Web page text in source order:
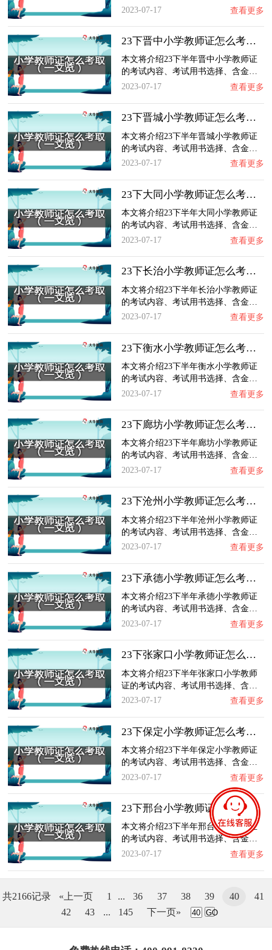
2023-07-17
查看更多
23下晋中小学教师证怎么考取？一文览：含金量…
本文将介绍23下半年晋中小学教师证
的考试内容、考试用书选择、含金…
2023-07-17
查看更多
23下晋城小学教师证怎么考取？一文览：含金量…
本文将介绍23下半年晋城小学教师证
的考试内容、考试用书选择、含金…
2023-07-17
查看更多
23下大同小学教师证怎么考取？一文览：含金量…
本文将介绍23下半年大同小学教师证
的考试内容、考试用书选择、含金…
2023-07-17
查看更多
23下长治小学教师证怎么考取？一文览：含金量…
本文将介绍23下半年长治小学教师证
的考试内容、考试用书选择、含金…
2023-07-17
查看更多
23下衡水小学教师证怎么考取？一文览：含金量…
本文将介绍23下半年衡水小学教师证
的考试内容、考试用书选择、含金…
2023-07-17
查看更多
23下廊坊小学教师证怎么考取？一文览：含金量…
本文将介绍23下半年廊坊小学教师证
的考试内容、考试用书选择、含金…
2023-07-17
查看更多
23下沧州小学教师证怎么考取？一文览：含金量…
本文将介绍23下半年沧州小学教师证
的考试内容、考试用书选择、含金…
2023-07-17
查看更多
23下承德小学教师证怎么考取？一文览：含金量…
本文将介绍23下半年承德小学教师证
的考试内容、考试用书选择、含金…
2023-07-17
查看更多
23下张家口小学教师证怎么考取？一文览：含金…
本文将介绍23下半年张家口小学教师
证的考试内容、考试用书选择、含…
2023-07-17
查看更多
23下保定小学教师证怎么考取？一文览：含金量…
本文将介绍23下半年保定小学教师证
的考试内容、考试用书选择、含金…
2023-07-17
查看更多
23下邢台小学教师证怎么考取？一文览：含金量…
本文将介绍23下半年邢台小学教师证
的考试内容、考试用书选择、含金…
2023-07-17
查看更多
共2166记录 «上一页 1 ... 36 37 38 39 40
41
42
43 ... 145 下一页» GO